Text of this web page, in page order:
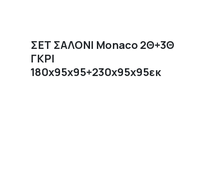
ΣΕΤ ΣΑΛΟΝΙ Monaco 2Θ+3Θ
ΓΚΡΙ
180x95x95+230x95x95εκ